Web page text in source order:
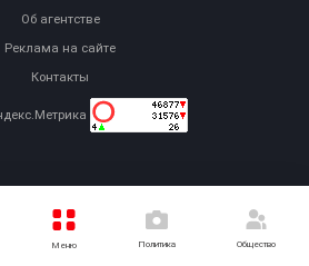
Меню Политика Общество
Об агентстве
Реклама на сайте
Контакты